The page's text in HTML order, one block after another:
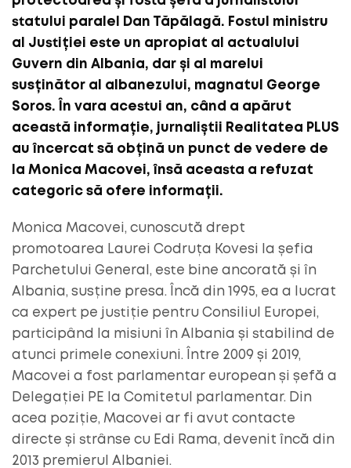
statului paralel Dan Tăpălagă. Fostul ministru
al Justiției este un apropiat al actualului
Guvern din Albania, dar și al marelui
susținător al albanezului, magnatul George
Soros. În vara acestui an, când a apărut
această informație, jurnaliștii Realitatea PLUS
au încercat să obțină un punct de vedere de
la Monica Macovei, însă aceasta a refuzat
categoric să ofere informații.
Monica Macovei, cunoscută drept
promotoarea Laurei Codruța Kovesi la șefia
Parchetului General, este bine ancorată și în
Albania, susține presa. Încă din 1995, ea a lucrat
ca expert pe justiție pentru Consiliul Europei,
participând la misiuni în Albania și stabilind de
atunci primele conexiuni. Între 2009 și 2019,
Macovei a fost parlamentar european și șefă a
Delegației PE la Comitetul parlamentar. Din
acea poziție, Macovei ar fi avut contacte
directe și strânse cu Edi Rama, devenit încă din
2013 premierul Albaniei.